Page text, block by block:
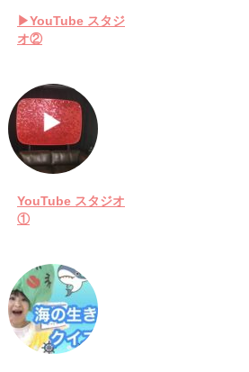
▶︎YouTube スタジ
オ②
YouTube スタジオ
①